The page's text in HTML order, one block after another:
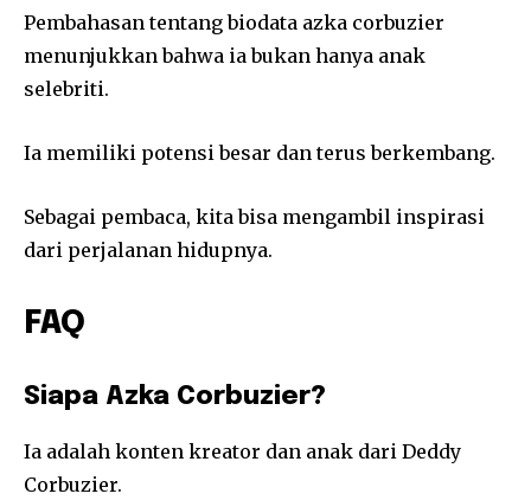
Pembahasan tentang biodata azka corbuzier
menunjukkan bahwa ia bukan hanya anak
selebriti.
Ia memiliki potensi besar dan terus berkembang.
Sebagai pembaca, kita bisa mengambil inspirasi
dari perjalanan hidupnya.
FAQ
Siapa Azka Corbuzier?
Ia adalah konten kreator dan anak dari Deddy
Corbuzier.